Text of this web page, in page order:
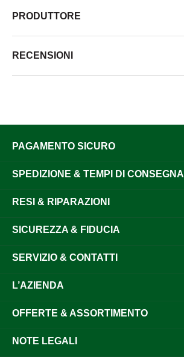
PRODUTTORE
RECENSIONI
PAGAMENTO SICURO
SPEDIZIONE & TEMPI DI CONSEGNA
RESI & RIPARAZIONI
SICUREZZA & FIDUCIA
SERVIZIO & CONTATTI
L’AZIENDA
OFFERTE & ASSORTIMENTO
NOTE LEGALI